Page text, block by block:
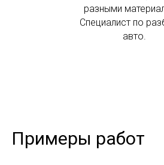
разными
Специалист по
авто.
Примеры работ